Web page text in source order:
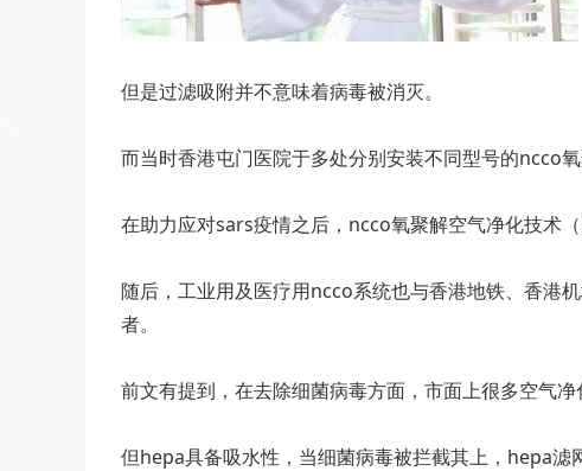
但是过滤吸附并不意味着病毒被消灭。
而当时香港屯门医院于多处分别安装不同型号的ncco
在助力应对sars疫情之后，ncco氧聚解空气净化技术
随后，工业用及医疗用ncco系统也与香港地铁、香港
者。
前文有提到，在去除细菌病毒方面，市面上很多空气
但hepa具备吸水性，当细菌病毒被拦截其上，hepa滤